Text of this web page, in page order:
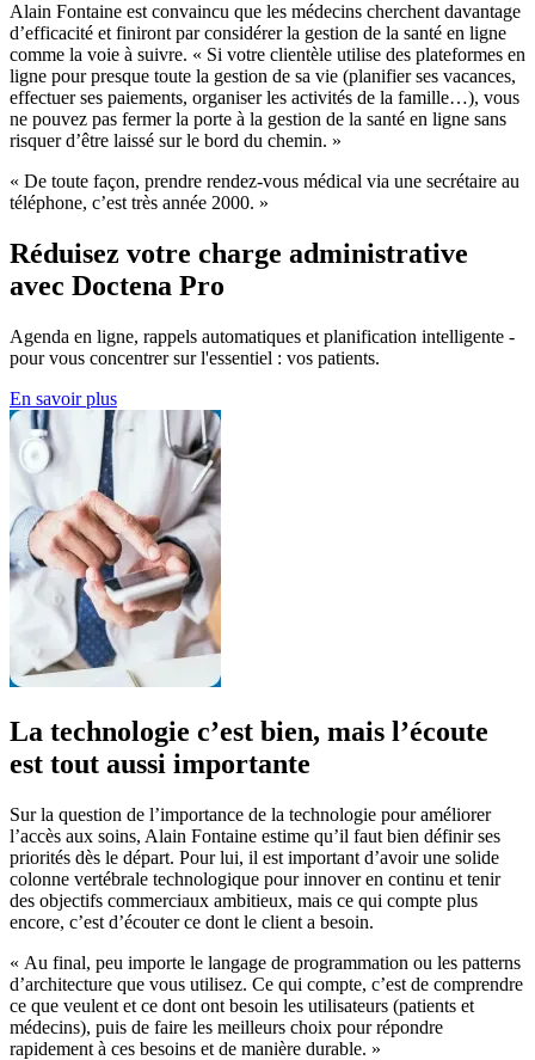
Alain Fontaine est convaincu que les médecins cherchent davantage
d’efficacité et finiront par considérer la gestion de la santé en ligne
comme la voie à suivre. « Si votre clientèle utilise des plateformes en
ligne pour presque toute la gestion de sa vie (planifier ses vacances,
effectuer ses paiements, organiser les activités de la famille…), vous
ne pouvez pas fermer la porte à la gestion de la santé en ligne sans
risquer d’être laissé sur le bord du chemin. »
« De toute façon, prendre rendez-vous médical via une secrétaire au
téléphone, c’est très année 2000. »
Réduisez votre charge administrative
avec Doctena Pro
Agenda en ligne, rappels automatiques et planification intelligente -
pour vous concentrer sur l'essentiel : vos patients.
En savoir plus
La technologie c’est bien, mais l’écoute
est tout aussi importante
Sur la question de l’importance de la technologie pour améliorer
l’accès aux soins, Alain Fontaine estime qu’il faut bien définir ses
priorités dès le départ. Pour lui, il est important d’avoir une solide
colonne vertébrale technologique pour innover en continu et tenir
des objectifs commerciaux ambitieux, mais ce qui compte plus
encore, c’est d’écouter ce dont le client a besoin.
« Au final, peu importe le langage de programmation ou les patterns
d’architecture que vous utilisez. Ce qui compte, c’est de comprendre
ce que veulent et ce dont ont besoin les utilisateurs (patients et
médecins), puis de faire les meilleurs choix pour répondre
rapidement à ces besoins et de manière durable. »